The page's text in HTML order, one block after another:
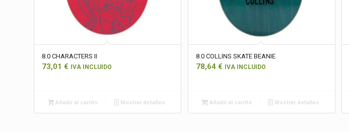
8.0 CHARACTERS II
73,01 € IVA INCLUIDO
Añadir al carrito Mostrar detalles
8.0 COLLINS SKATE BEANIE
78,64 € IVA INCLUIDO
Añadir al carrito Mostrar detalles